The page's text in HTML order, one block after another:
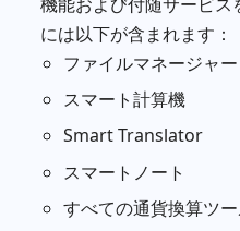
には以下が含まれます：
ファイルマネージャ
スマート計算機
Smart Translator
スマートノート
すべての通貨換算ツ